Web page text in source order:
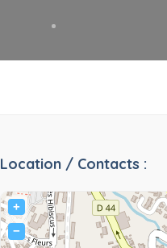
Location / Contacts :
+
−